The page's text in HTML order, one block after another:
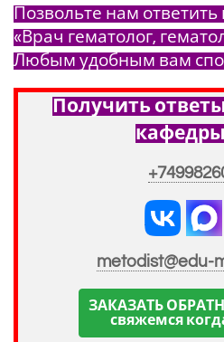
Позвольте нам
«Врач гематолог,
Любым удобным вам
Получить
metodist@edu-
ЗАКАЗАТЬ
свяжемся